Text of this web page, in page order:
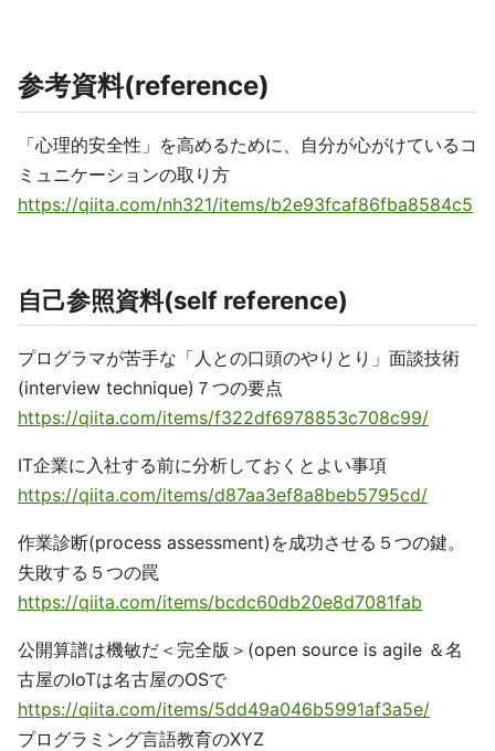
参考資料(reference)
「心理的安全性」を高めるために、自分が心がけているコ
ミュニケーションの取り方
https://qiita.com/nh321/items/b2e93fcaf86fba8584c5
自己参照資料(self reference)
プログラマが苦手な「人との口頭のやりとり」面談技術
(interview technique)７つの要点
https://qiita.com/items/f322df6978853c708c99/
IT企業に入社する前に分析しておくとよい事項
https://qiita.com/items/d87aa3ef8a8beb5795cd/
作業診断(process assessment)を成功させる５つの鍵。
失敗する５つの罠
https://qiita.com/items/bcdc60db20e8d7081fab
公開算譜は機敏だ＜完全版＞(open source is agile ＆名
古屋のIoTは名古屋のOSで
https://qiita.com/items/5dd49a046b5991af3a5e/
プログラミング言語教育のXYZ